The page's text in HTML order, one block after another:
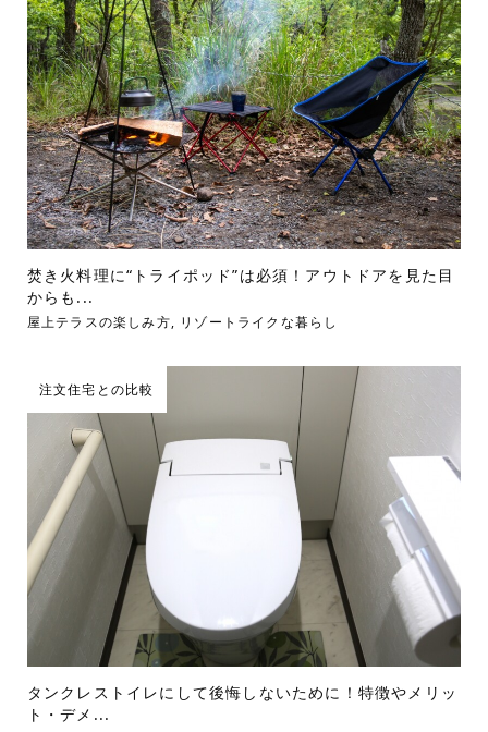
焚き火料理に“トライポッド”は必須！アウトドアを見た目
からも...
屋上テラスの楽しみ方, リゾートライクな暮らし
注文住宅との比較
タンクレストイレにして後悔しないために！特徴やメリッ
ト・デメ...